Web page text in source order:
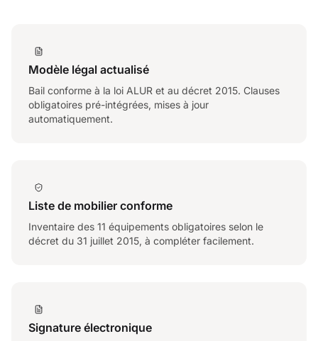
Modèle légal actualisé
Bail conforme à la loi ALUR et au décret 2015. Clauses
obligatoires pré-intégrées, mises à jour
automatiquement.
Liste de mobilier conforme
Inventaire des 11 équipements obligatoires selon le
décret du 31 juillet 2015, à compléter facilement.
Signature électronique